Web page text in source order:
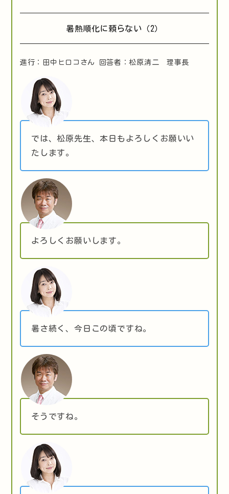
暑熱順化に頼らない（2）
進行：田中ヒロコさん 回答者：松原清二 理事長
では、松原先生、本日もよろしくお願いい
たします。
よろしくお願いします。
暑さ続く、今日この頃ですね。
そうですね。